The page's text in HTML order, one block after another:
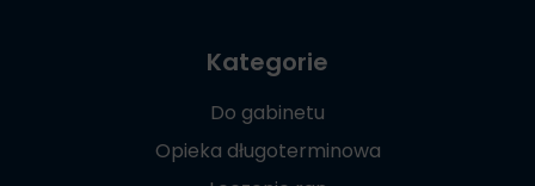
Kategorie
Do gabinetu
Opieka długoterminowa